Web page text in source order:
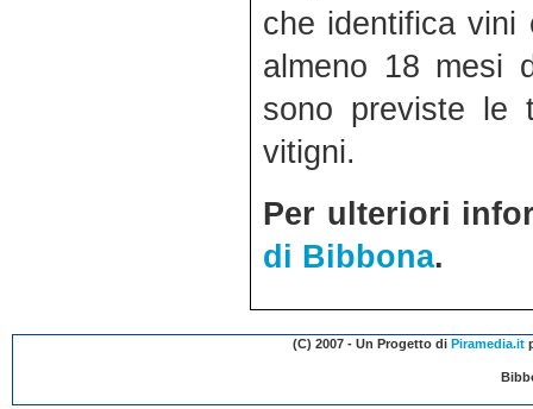
che identifica vini
almeno 18 mesi
sono previste le
vitigni.
Per ulteriori
di Bibbona.
(C) 2007 - Un Progetto di Piramedia.it